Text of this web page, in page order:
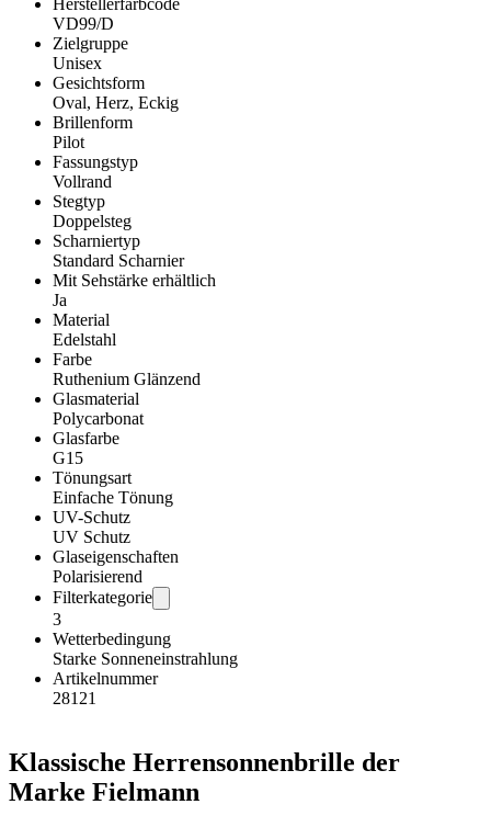
Herstellerfarbcode
VD99/D
Zielgruppe
Unisex
Gesichtsform
Oval, Herz, Eckig
Brillenform
Pilot
Fassungstyp
Vollrand
Stegtyp
Doppelsteg
Scharniertyp
Standard Scharnier
Mit Sehstärke erhältlich
Ja
Material
Edelstahl
Farbe
Ruthenium Glänzend
Glasmaterial
Polycarbonat
Glasfarbe
G15
Tönungsart
Einfache Tönung
UV-Schutz
UV Schutz
Glaseigenschaften
Polarisierend
Filterkategorie
3
Wetterbedingung
Starke Sonneneinstrahlung
Artikelnummer
28121
Klassische Herrensonnenbrille der
Marke Fielmann